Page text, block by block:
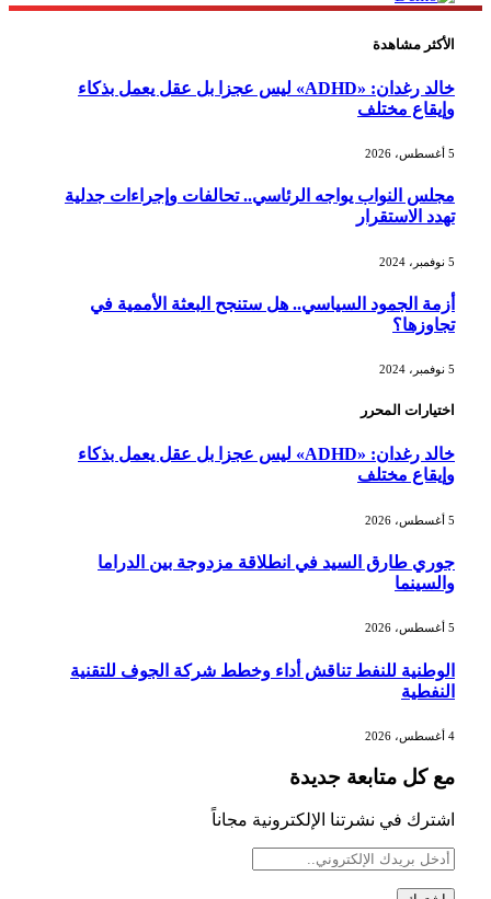
الأكثر مشاهدة
خالد رغدان: «ADHD» ليس عجزا بل عقل يعمل بذكاء
وإيقاع مختلف
مجلس النواب يواجه الرئاسي.. تحالفات وإجراءات جدلية
تهدد الاستقرار
أزمة الجمود السياسي.. هل ستنجح البعثة الأممية في
تجاوزها؟
اختيارات المحرر
خالد رغدان: «ADHD» ليس عجزا بل عقل يعمل بذكاء
وإيقاع مختلف
جوري طارق السيد في انطلاقة مزدوجة بين الدراما
والسينما
الوطنية للنفط تناقش أداء وخطط شركة الجوف للتقنية
النفطية
مع كل متابعة جديدة
اشترك في نشرتنا الإلكترونية مجاناً